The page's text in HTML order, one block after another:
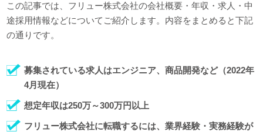
この記事では、フリュー株式会社の会社概要・年収・求人・中
途採用情報などについてご紹介します。内容をまとめると下記
の通りです。
募集されている求人はエンジニア、商品開発など（2022年
4月現在）
想定年収は250万～300万円以上
フリュー株式会社に転職するには、業界経験・実務経験が